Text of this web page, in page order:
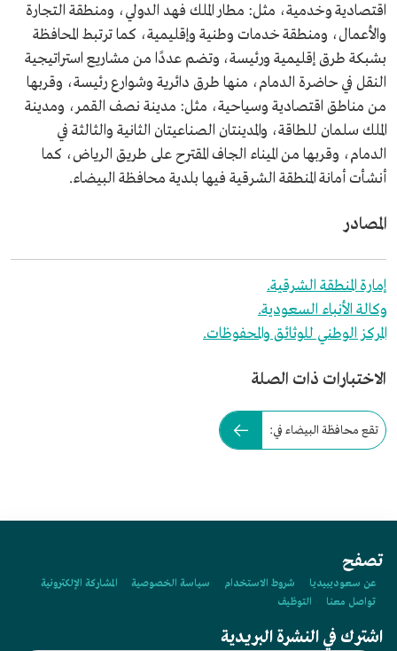
اقتصادية وخدمية، مثل: مطار الملك فهد الدولي، ومنطقة التجارة
والأعمال، ومنطقة خدمات وطنية وإقليمية، كما ترتبط المحافظة
بشبكة طرق إقليمية ورئيسة، وتضم عددًا من مشاريع استراتيجية
النقل في حاضرة الدمام، منها طرق دائرية وشوارع رئيسة، وقربها
من مناطق اقتصادية وسياحية، مثل: مدينة نصف القمر، ومدينة
الملك سلمان للطاقة، والمدينتان الصناعيتان الثانية والثالثة في
الدمام، وقربها من الميناء الجاف المقترح على طريق الرياض، كما
أنشأت أمانة المنطقة الشرقية فيها بلدية محافظة البيضاء.
المصادر
إمارة المنطقة الشرقية.
وكالة الأنباء السعودية.
المركز الوطني للوثائق والمحفوظات.
الاختبارات ذات الصلة
تقع محافظة البيضاء في:
تصفح
عن سعوديبيديا شروط الاستخدام سياسة الخصوصية
المشاركة الإلكترونية
تواصل معنا
التوظيف
اشترك في النشرة البريدية